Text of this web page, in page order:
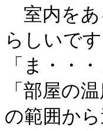
室内をあ
らしいです
「ま・・
「部屋の
の範囲か